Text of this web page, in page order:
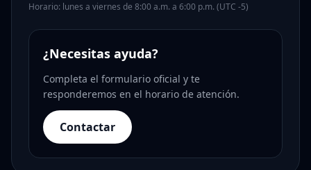
Horario: lunes a viernes de 8:00 a.m. a 6:00 p.m. (UTC -5)
¿Necesitas ayuda?
Completa el formulario oficial y te
responderemos en el horario de atención.
Contactar